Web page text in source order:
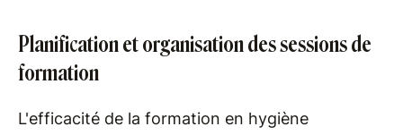
Planification et organisation des sessions de
formation
L'efficacité de la formation en hygiène